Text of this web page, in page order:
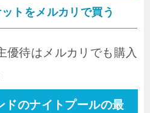
トをメルカリで買う
優待はメルカリでも購入
ドのナイトプールの最